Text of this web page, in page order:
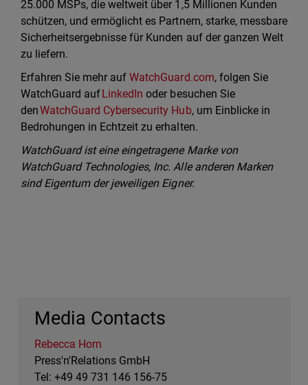
25.000 MSPs, die weltweit über 1,5 Millionen Kunden
schützen, und ermöglicht es Partnern, starke, messbare
Sicherheitsergebnisse für Kunden auf der ganzen Welt
zu liefern.
Erfahren Sie mehr aufWatchGuard.com, folgen Sie
WatchGuard auf LinkedIn oder besuchen Sie
denWatchGuard Cybersecurity Hub, um Einblicke in
Bedrohungen in Echtzeit zu erhalten.
WatchGuard ist eine eingetragene Marke von
WatchGuard Technologies, Inc. Alle anderen Marken
sind Eigentum der jeweiligen Eigner.
Media Contacts
Rebecca Horn
Press'n'Relations GmbH
Tel: +49 49 731 146 156-75